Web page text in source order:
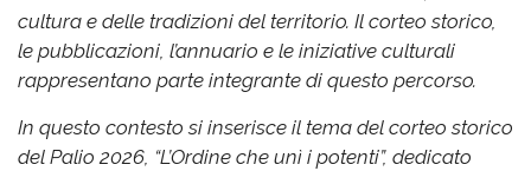
cultura e delle tradizioni del territorio. Il corteo storico,
le pubblicazioni, l’annuario e le iniziative culturali
rappresentano parte integrante di questo percorso.
In questo contesto si inserisce il tema del corteo storico
del Palio 2026, “L’Ordine che unì i potenti”, dedicato